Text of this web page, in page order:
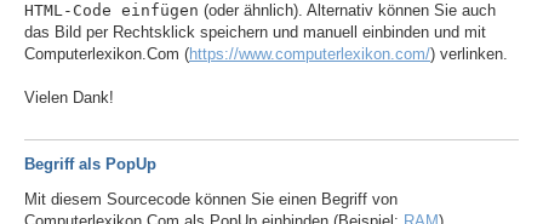
HTML-Code einfügen (oder ähnlich). Alternativ können Sie auch
das Bild per Rechtsklick speichern und manuell einbinden und mit
Computerlexikon.Com (https://www.computerlexikon.com/) verlinken.
Vielen Dank!
Begriff als PopUp
Mit diesem Sourcecode können Sie einen Begriff von